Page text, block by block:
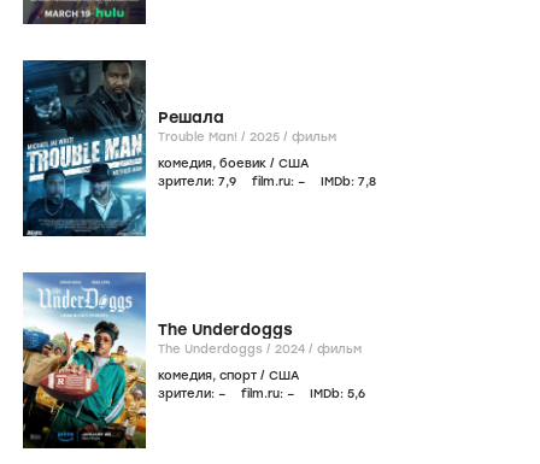
Решала
Trouble Man! / 2025 / фильм
комедия, боевик / США
зрители: 7,9 film.ru: – IMDb: 7,8
The Underdoggs
The Underdoggs / 2024 / фильм
комедия, спорт / США
зрители: – film.ru: – IMDb: 5,6